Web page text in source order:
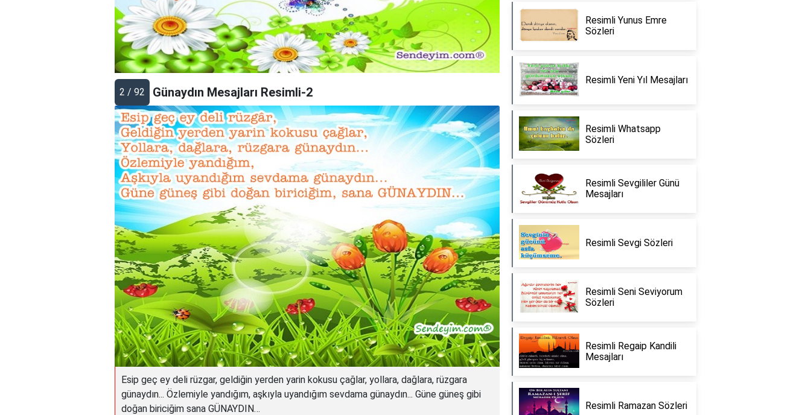
2 / 92 Günaydın Mesajları Resimli-2
Esip geç ey deli rüzgar, geldiğin yerden yarin kokusu çağlar, yollara, dağlara, rüzgara
günaydın... Özlemiyle yandığım, aşkıyla uyandığım sevdama günaydın... Güne güneş gibi
doğan biriciğim sana GÜNAYDIN…
Resimli Yunus Emre
Sözleri
Resimli Yeni Yıl Mesajları
Resimli Whatsapp
Sözleri
Resimli Sevgililer Günü
Mesajları
Resimli Sevgi Sözleri
Resimli Seni Seviyorum
Sözleri
Resimli Regaip Kandili
Mesajları
Resimli Ramazan Sözleri